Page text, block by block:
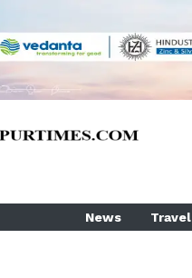
News Travel